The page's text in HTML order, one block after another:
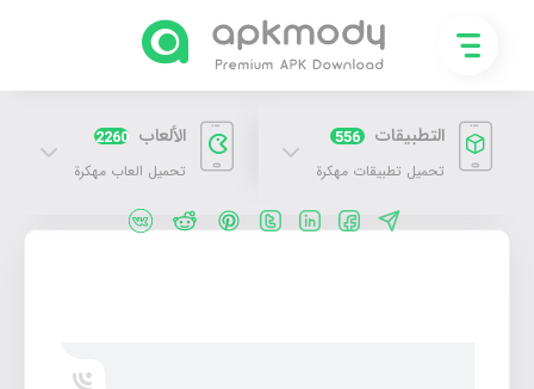
التطبيقات 556
تحميل تطبيقات مهكرة
الألعاب 2260
تحميل العاب مهكرة